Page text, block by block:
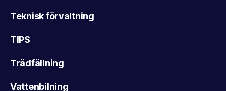
Teknisk förvaltning
TIPS
Trädfällning
Vattenbilning